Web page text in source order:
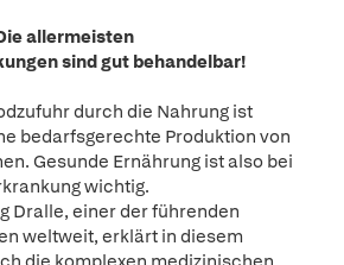
allermeisten
sind gut behandelbar!
durch die Nahrung ist
bedarfsgerechte Produktion von
Gesunde Ernährung ist also bei
wichtig.
Dralle, einer der führenden
weltweit, erklärt in diesem